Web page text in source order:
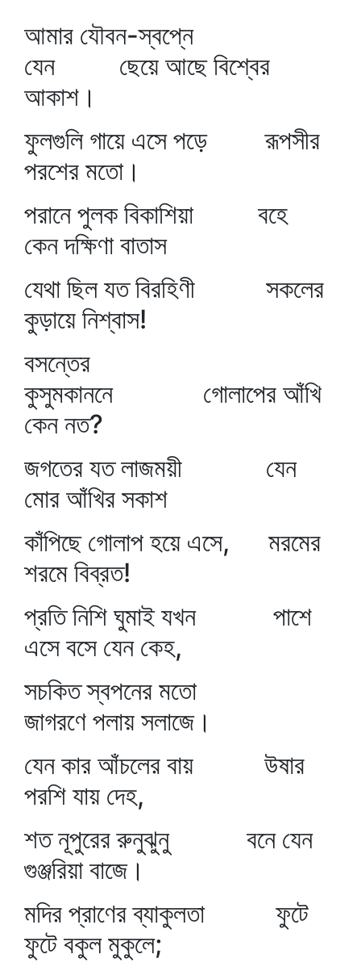
আমার যৌবন-স্বপ্নে
যেন ছেয়ে আছে বিশ্বের
আকাশ।
ফুলগুলি গায়ে এসে পড়ে রূপসীর
পরশের মতো।
পরানে পুলক বিকাশিয়া বহে
কেন দক্ষিণা বাতাস
যেথা ছিল যত বিরহিণী সকলের
কুড়ায়ে নিশ্বাস!
বসন্তের
কুসুমকাননে গোলাপের আঁখি
কেন নত?
জগতের যত লাজময়ী যেন
মোর আঁখির সকাশ
কাঁপিছে গোলাপ হয়ে এসে, মরমের
শরমে বিব্রত!
প্রতি নিশি ঘুমাই যখন পাশে
এসে বসে যেন কেহ,
সচকিত স্বপনের মতো
জাগরণে পলায় সলাজে।
যেন কার আঁচলের বায় উষার
পরশি যায় দেহ,
শত নূপুরের রুনুঝুনু বনে যেন
গুঞ্জরিয়া বাজে।
মদির প্রাণের ব্যাকুলতা ফুটে
ফুটে বকুল মুকুলে;